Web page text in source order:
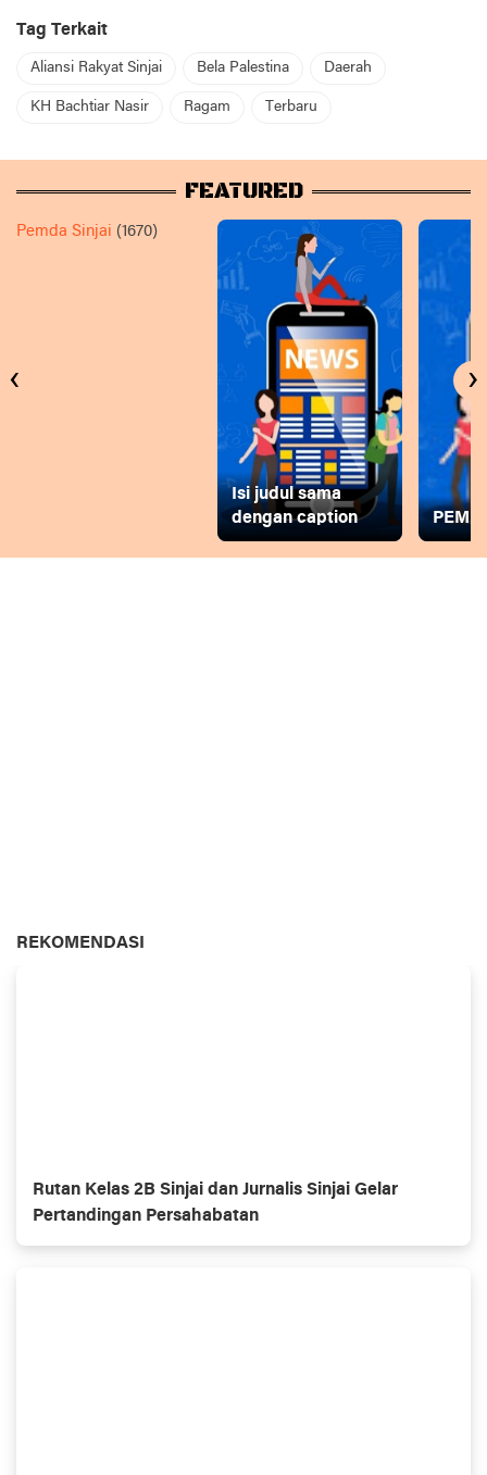
Tag Terkait
Aliansi Rakyat Sinjai Bela Palestina Daerah
KH Bachtiar Nasir Ragam Terbaru
FEATURED
Pemda Sinjai (1670)
Isi judul sama
dengan caption
‹ ›
REKOMENDASI
Rutan Kelas 2B Sinjai dan Jurnalis Sinjai Gelar
Pertandingan Persahabatan